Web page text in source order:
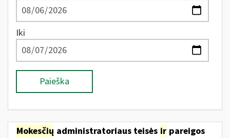
Iki
Paieška
Mokesčių administratoriaus teisės ir pareigos